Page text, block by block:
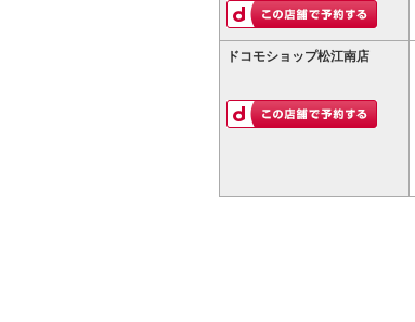
ドコモショップ松江南店